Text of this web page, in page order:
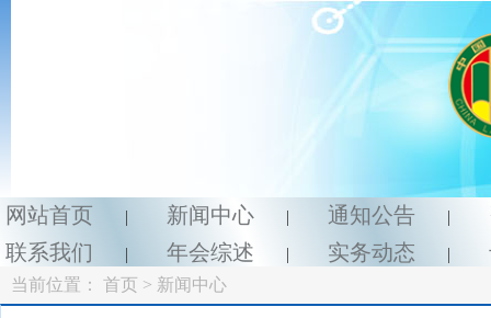
网站首页 | 新闻中心 | 通知公告 |
联系我们
| 年会综述 | 实务动态 |
当前位置： 首页 > 新闻中心